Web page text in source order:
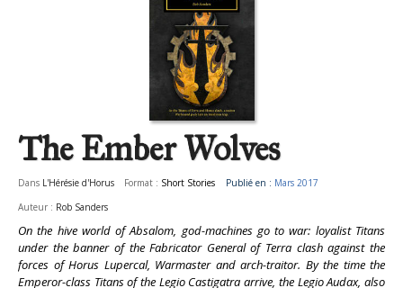
The Ember Wolves
Dans L'Hérésie d'Horus Format : Short Stories Publié en : Mars 2017
Auteur : Rob Sanders
On the hive world of Absalom, god-machines go to war: loyalist Titans
under the banner of the Fabricator General of Terra clash against the
forces of Horus Lupercal, Warmaster and arch-traitor. By the time the
Emperor-class Titans of the Legio Castigatra arrive, the Legio Audax, also